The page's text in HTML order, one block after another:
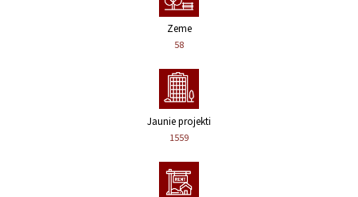
Zeme
58
Jaunie projekti
1559